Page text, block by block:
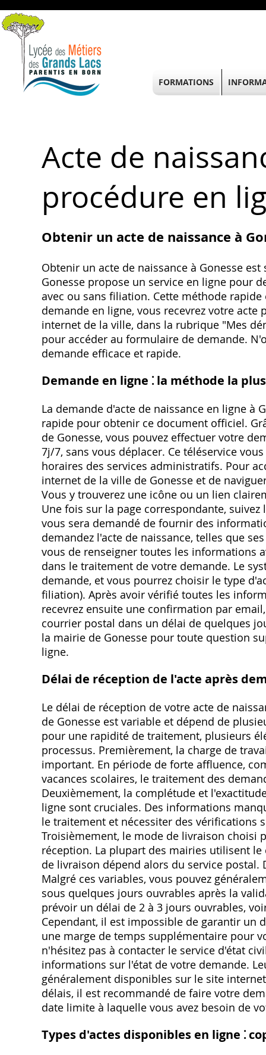
Acte de
procédure en
Obtenir un acte de naissance à
Obtenir un acte de naissance à Gonesse
Gonesse propose un service en ligne pour
avec ou sans filiation. Cette méthode
demande en ligne, vous recevrez votre acte
internet de la ville, dans la rubrique "Mes
pour accéder au formulaire de demande.
demande efficace et rapide.
Demande en ligne ⁚ la méthode la
La demande d'acte de naissance en ligne à
rapide pour obtenir ce document officiel.
de Gonesse, vous pouvez effectuer votre
7j/7, sans vous déplacer. Ce téléservice
horaires des services administratifs. Pour
internet de la ville de Gonesse et de
Vous y trouverez une icône ou un lien
Une fois sur la page correspondante,
vous sera demandé de fournir des
demandez l'acte de naissance, telles que
vous de renseigner toutes les informations
dans le traitement de votre demande. Le
demande, et vous pourrez choisir le type
filiation). Après avoir vérifié toutes les
recevrez ensuite une confirmation par
courrier postal dans un délai de quelques
la mairie de Gonesse pour toute question
ligne.
Délai de réception de l'acte après
Le délai de réception de votre acte de
de Gonesse est variable et dépend de
pour une rapidité de traitement, plusieurs
processus. Premièrement, la charge de
important. En période de forte affluence,
vacances scolaires, le traitement des
Deuxièmement, la complétude et
ligne sont cruciales. Des informations
le traitement et nécessiter des vérifications
Troisièmement, le mode de livraison choisi
réception. La plupart des mairies utilisent
de livraison dépend alors du service
Malgré ces variables, vous pouvez
sous quelques jours ouvrables après la
prévoir un délai de 2 à 3 jours ouvrables,
Cependant, il est impossible de garantir un
une marge de temps supplémentaire pour
n'hésitez pas à contacter le service d'état
informations sur l'état de votre demande.
généralement disponibles sur le site
délais, il est recommandé de faire votre
date limite à laquelle vous avez besoin de
Types d'actes disponibles en ligne ⁚
FORMATIONS